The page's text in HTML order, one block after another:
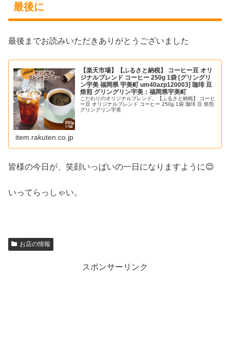
最後に
最後までお読みいただきありがとうございました
【楽天市場】【ふるさと納税】 コーヒー豆 オリ
ジナルブレンド コーヒー 250g 1袋 [グリングリ
ン宇美 福岡県 宇美町 um40azp120003] 珈琲 豆
焙煎 グリングリン宇美：福岡県宇美町
こだわりのオリジナルブレンド。【ふるさと納税】 コーヒ
ー豆 オリジナルブレンド コーヒー 250g 1袋 珈琲 豆 焙煎
グリングリン宇美
item.rakuten.co.jp
皆様の今日が、笑顔いっぱいの一日になりますように😊
いってらっしゃい。
お店の情報
スポンサーリンク